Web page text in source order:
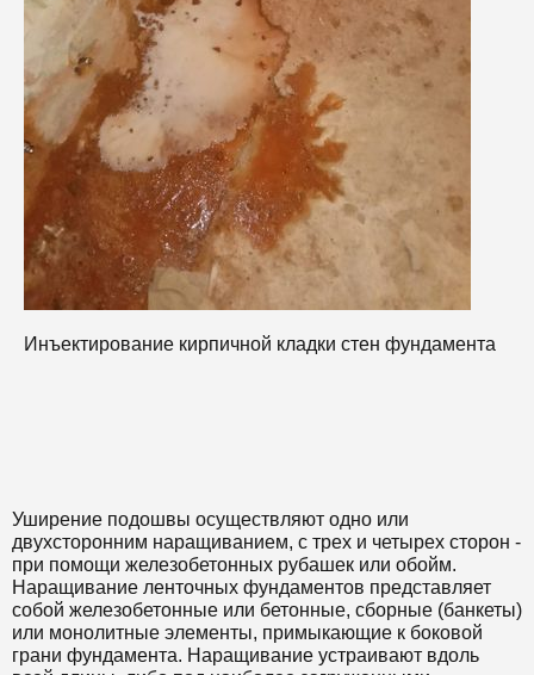
Инъектирование кирпичной кладки стен фундамента
Уширение подошвы осуществляют одно или
двухсторонним наращиванием, с трех и четырех сторон -
при помощи железобетонных рубашек или обойм.
Наращивание ленточных фундаментов представляет
собой железобетонные или бетонные, сборные (банкеты)
или монолитные элементы, примыкающие к боковой
грани фундамента. Наращивание устраивают вдоль